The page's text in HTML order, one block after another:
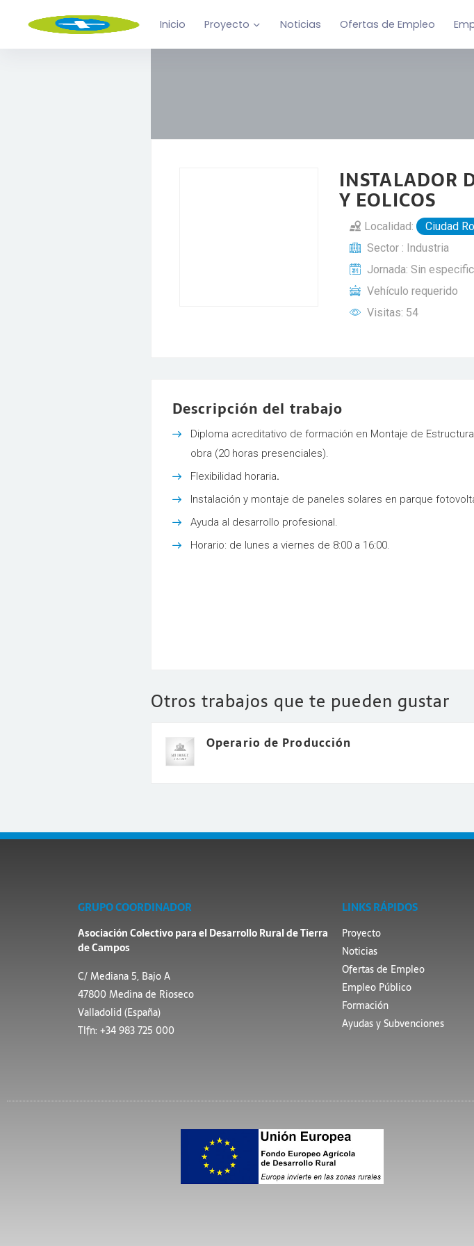
Inicio Proyecto Noticias Ofertas de Empleo
INSTALADOR
Y EOLICOS
Localidad:
Ciudad
Sector : Industria
Jornada: Sin
Vehículo requerido
Visitas: 54
Descripción del trabajo
Diploma acreditativo de formación en Montaje de
obra (20 horas presenciales).
Flexibilidad horaria.
Instalación y montaje de paneles solares en parque
Ayuda al desarrollo profesional.
Horario: de lunes a viernes de 8:00 a 16:00.
Otros trabajos que te pueden gustar
Operario de Producción
GRUPO COORDINADOR
Asociación Colectivo para el Desarrollo Rural de Tierra
de Campos
C/ Mediana 5, Bajo A
47800 Medina de Rioseco
Valladolid (España)
Tlfn: +34 983 725 000
LINKS RÁPIDOS
Proyecto
Noticias
Ofertas de Empleo
Empleo Público
Formación
Ayudas y Subvenciones